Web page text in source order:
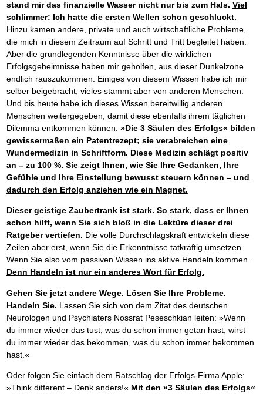
stand mir das finanzielle Wasser nicht nur bis zum Hals. Viel
schlimmer: Ich hatte die ersten Wellen schon geschluckt.
Hinzu kamen andere, private und auch wirtschaftliche Probleme,
die mich in diesem Zeitraum auf Schritt und Tritt begleitet haben.
Aber die grundlegenden Kenntnisse über die wirklichen
Erfolgsgeheimnisse haben mir geholfen, aus dieser Dunkelzone
endlich rauszukommen. Einiges von diesem Wissen habe ich mir
selber beigebracht; vieles stammt aber von anderen Menschen.
Und bis heute habe ich dieses Wissen bereitwillig anderen
Menschen weitergegeben, damit diese ebenfalls ihrem täglichen
Dilemma entkommen können. »Die 3 Säulen des Erfolgs« bilden
gewissermaßen ein Patentrezept; sie verabreichen eine
Wundermedizin in Schriftform. Diese Medizin schlägt positiv
an – zu 100 %. Sie zeigt Ihnen, wie Sie Ihre Gedanken, Ihre
Gefühle und Ihre Einstellung bewusst steuern können – und
dadurch den Erfolg anziehen wie ein Magnet.
Dieser geistige Zaubertrank ist stark. So stark, dass er Ihnen
schon hilft, wenn Sie sich bloß in die Lektüre dieser drei
Ratgeber vertiefen. Die volle Durchschlagskraft entwickeln diese
Zeilen aber erst, wenn Sie die Erkenntnisse tatkräftig umsetzen.
Wenn Sie also vom passiven Wissen ins aktive Handeln kommen.
Denn Handeln ist nur ein anderes Wort für Erfolg.
Gehen Sie jetzt andere Wege. Lösen Sie Ihre Probleme.
Handeln Sie. Lassen Sie sich von dem Zitat des deutschen
Neurologen und Psychiaters Nossrat Peseschkian leiten: »Wenn
du immer wieder das tust, was du schon immer getan hast, wirst
du immer wieder das bekommen, was du schon immer bekommen
hast.«
Oder folgen Sie einfach dem Ratschlag der Erfolgs-Firma Apple:
»Think different – Denk anders!« Mit den »3 Säulen des Erfolgs«